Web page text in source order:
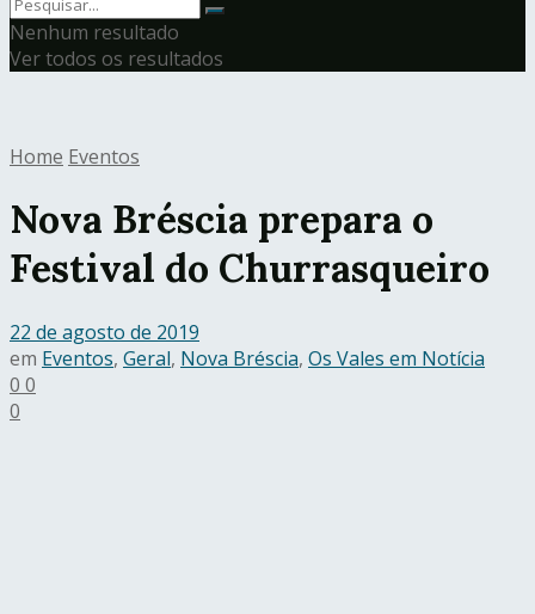
Nenhum resultado
Ver todos os resultados
Home Eventos
Nova Bréscia prepara o
Festival do Churrasqueiro
22 de agosto de 2019
em Eventos, Geral, Nova Bréscia, Os Vales em Notícia
0 0
0